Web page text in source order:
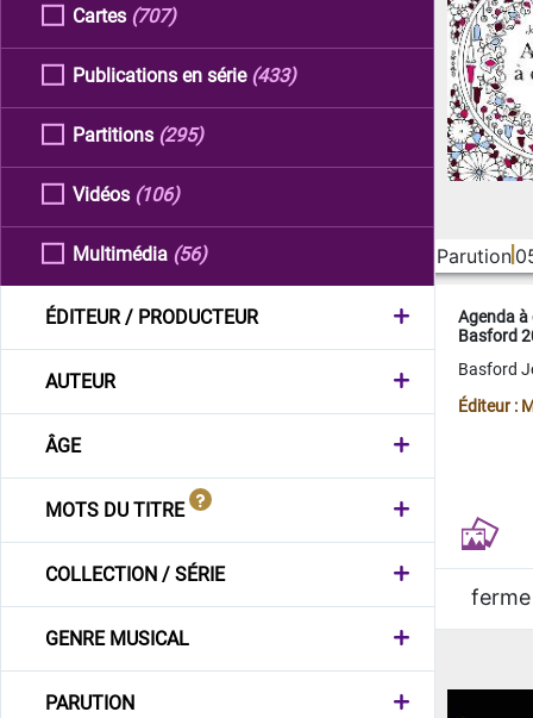
Cartes (707)
Publications en série (433)
Partitions (295)
Vidéos (106)
Multimédia (56)
ÉDITEUR / PRODUCTEUR
AUTEUR
ÂGE
MOTS DU TITRE
COLLECTION / SÉRIE
GENRE MUSICAL
PARUTION
Parution
Agenda
Basford
Basford
Éditeur :
ferme